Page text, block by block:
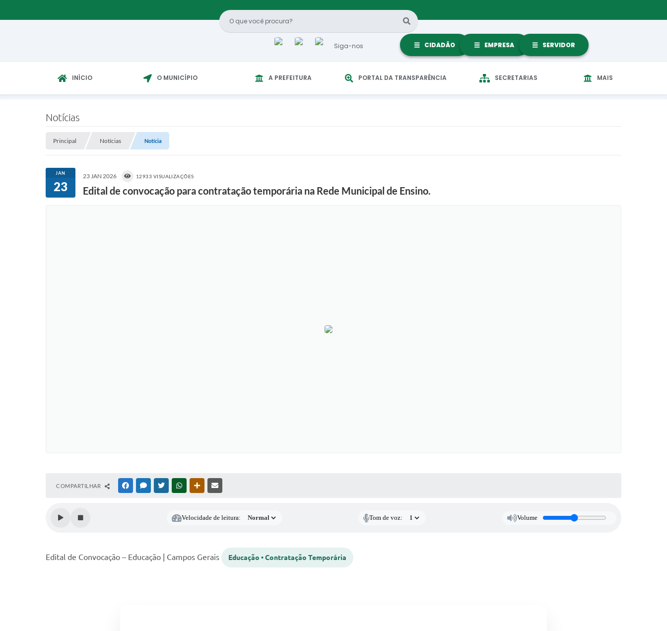
Siga-nos CIDADÃO EMPRESA SERVIDOR
INÍCIO O MUNICÍPIO A PREFEITURA PORTAL DA TRANSPARÊNCIA SECRETARIAS MAIS
Notícias
Principal Notícias Notícia
JAN
23
23 JAN 2026 12933 VISUALIZAÇÕES
Edital de convocação para contratação temporária na Rede Municipal de Ensino.
COMPARTILHAR FACEBOOKMESSENGER
TWITTERWHATSAPPOUTRAS MÍDIAS
Velocidade de leitura: Tom de voz: Volume
Edital de Convocação – Educação | Campos Gerais Educação • Contratação Temporária